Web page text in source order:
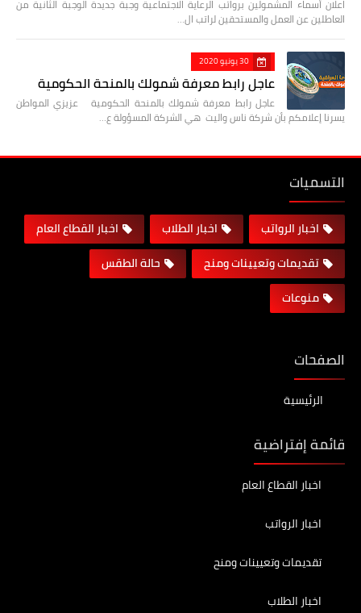
اعلان أسماء المشمولين برواتب الرعاية الاجتماعية وجبة جديدة الوجبة الثانية من
العاطلين عن العمل والمستحقين لراتب ال…
30 يونيو 2020
عاجل رابط معرفة شمولك بالمنحة الحكومية
عاجل رابط معرفة شمولك بالمنحة الحكومية عزيزي المواطن
يسرنا إعلامكم بأن شركة ناس واليت هي الشركة المسؤولة ع…
التسميات
اخبار الرواتب اخبار الطلاب
اخبار القطاع العام
تقديمات وتعيينات ومنح
حالة الطقس
منوعات
الصفحات
الرئيسية
قائمة إفتراضية
اخبار القطاع العام
اخبار الرواتب
تقديمات وتعيينات ومنح
اخبار الطلاب